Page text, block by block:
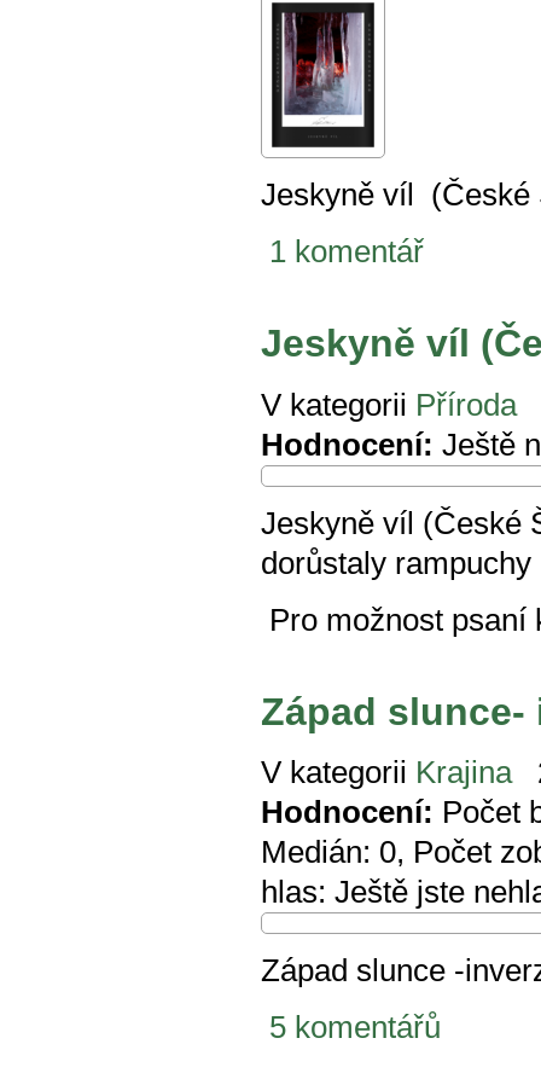
Jeskyně víl (České
1 komentář
Jeskyně víl
V kategorii Příroda
Hodnocení: Ještě
Jeskyně víl (České
dorůstaly
Pro možnost
Západ slunce-
V kategorii Krajina
Hodnocení: Počet
Medián: 0, Počet
hlas: Ještě jste
Západ slunce -
5 komentářů